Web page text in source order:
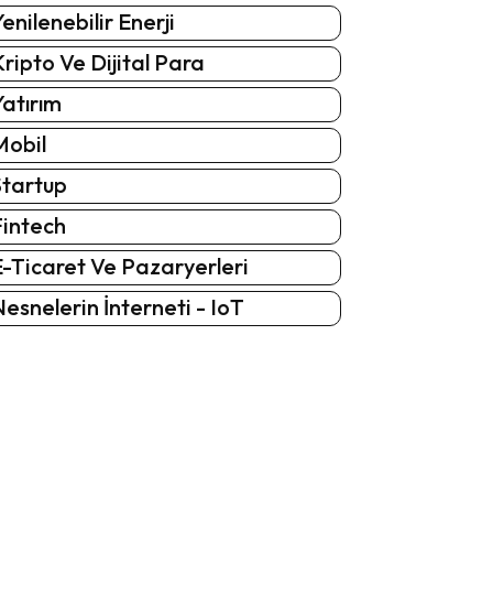
Enerji
Ve Dijital Para
Ticaret Ve Pazaryerleri
İnterneti - IoT